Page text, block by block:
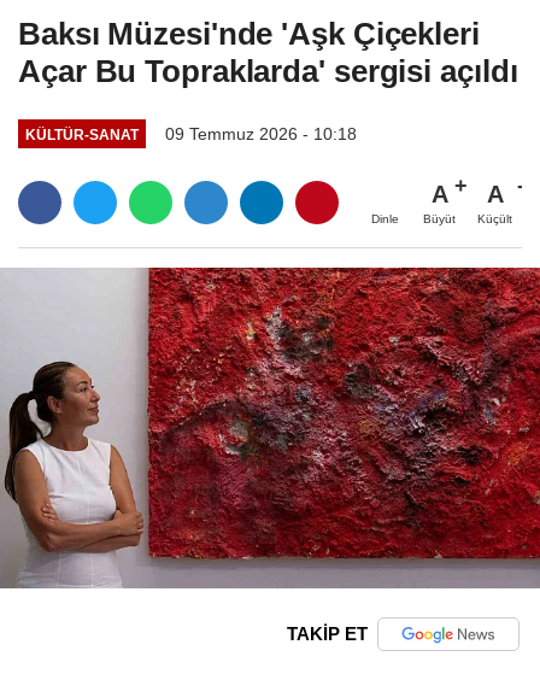
Baksı Müzesi'nde 'Aşk Çiçekleri
Açar Bu Topraklarda' sergisi açıldı
KÜLTÜR-SANAT 09 Temmuz 2026 - 10:18
Dinle
A
Büyüt
A
Küçült
TAKİP ET